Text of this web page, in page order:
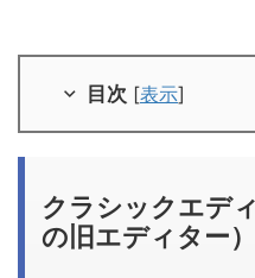
目次 [表示]
クラシックエデ
の旧エディター